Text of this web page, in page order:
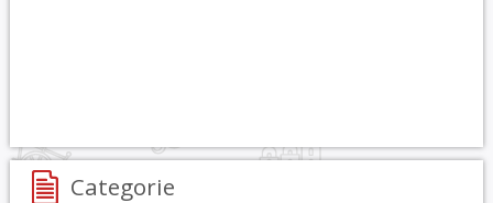
Categorie